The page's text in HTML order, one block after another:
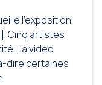
l’exposition
Cinq artistes
La vidéo
dire certaines